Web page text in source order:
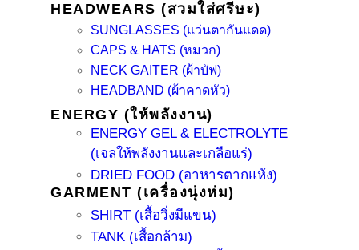
HEADWEARS (สวมใส่ศรีษะ)
SUNGLASSES (แว่นตากันแดด)
CAPS & HATS (หมวก)
NECK GAITER (ผ้าบัฟ)
HEADBAND (ผ้าคาดหัว)
ENERGY (ให้พลังงาน)
ENERGY GEL & ELECTROLYTE
(เจลให้พลังงานและเกลือแร่)
DRIED FOOD (อาหารตากแห้ง)
GARMENT (เครื่องนุ่งห่ม)
SHIRT (เสื้อวิ่งมีแขน)
TANK (เสื้อกล้าม)